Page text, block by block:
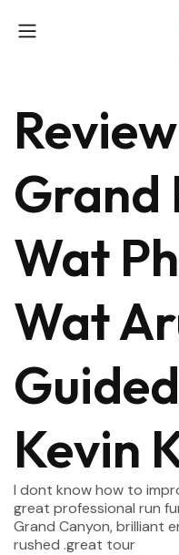
Grand
Wat
Wat
Kevin
I dont know how to
great professional run
Grand Canyon, brilliant
rushed .great tour